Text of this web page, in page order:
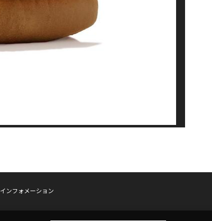
インフォメーション